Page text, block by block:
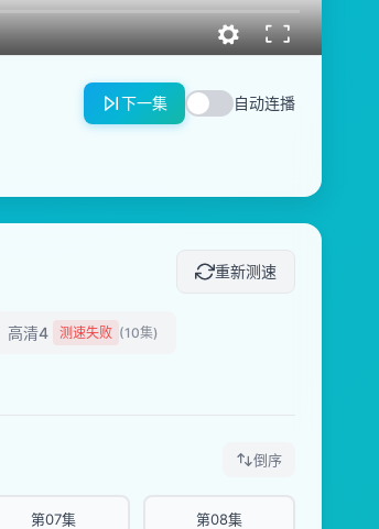
下一集 自动连播
重新测速
高清4 测速失败 (10集)
倒序
第07集 第08集